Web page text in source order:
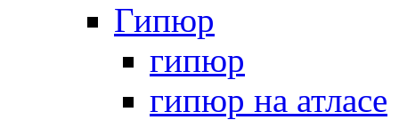
Гипюр
гипюр
гипюр на атласе